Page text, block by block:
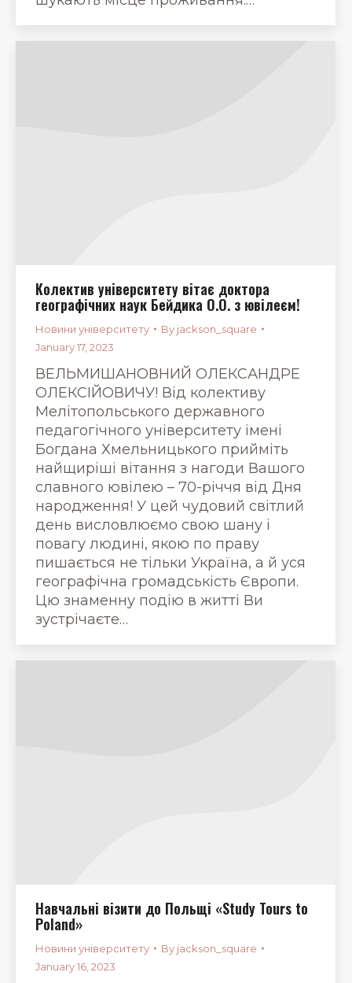
Колектив університету вітає доктора
географічних наук Бейдика О.О. з ювілеєм!
Новини університету By jackson_square
January 17, 2023
ВЕЛЬМИШАНОВНИЙ ОЛЕКСАНДРЕ
ОЛЕКСІЙОВИЧУ! Від колективу
Мелітопольського державного
педагогічного університету імені
Богдана Хмельницького прийміть
найщиріші вітання з нагоди Вашого
славного ювілею – 70-річчя від Дня
народження! У цей чудовий світлий
день висловлюємо свою шану і
повагу людині, якою по праву
пишається не тільки Україна, а й уся
географічна громадськість Європи.
Цю знаменну подію в житті Ви
зустрічаєте…
Навчальні візити до Польщі «Study Tours to
Poland»
Новини університету By jackson_square
January 16, 2023